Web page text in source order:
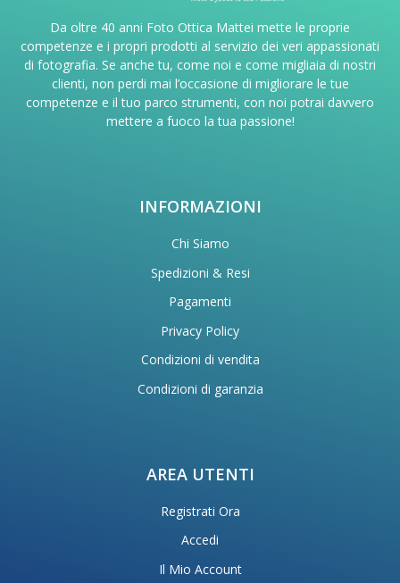
Da oltre 40 anni Foto Ottica Mattei mette le proprie
competenze e i propri prodotti al servizio dei veri appassionati
di fotografia. Se anche tu, come noi e come migliaia di nostri
clienti, non perdi mai l’occasione di migliorare le tue
competenze e il tuo parco strumenti, con noi potrai davvero
mettere a fuoco la tua passione!
INFORMAZIONI
Chi Siamo
Spedizioni & Resi
Pagamenti
Privacy Policy
Condizioni di vendita
Condizioni di garanzia
AREA UTENTI
Registrati Ora
Accedi
Il Mio Account